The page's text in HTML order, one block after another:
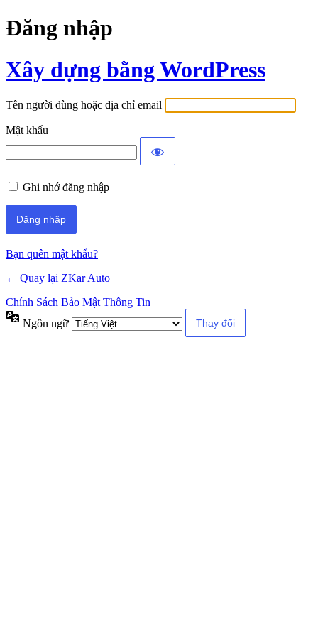
Đăng nhập
Xây dựng bằng WordPress
Tên người dùng hoặc địa chỉ email
Mật khẩu
Ghi nhớ đăng nhập
Bạn quên mật khẩu?
← Quay lại ZKar Auto
Chính Sách Bảo Mật Thông Tin
Ngôn ngữ